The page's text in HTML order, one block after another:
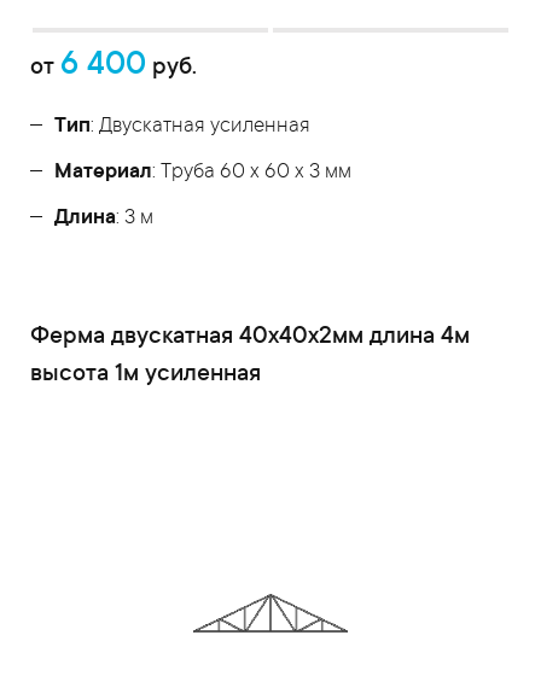
от 6 400 руб.
Тип: Двускатная усиленная
Материал: Труба 60 x 60 x 3 мм
Длина: 3 м
Ферма двускатная 40x40x2мм длина 4м
высота 1м усиленная